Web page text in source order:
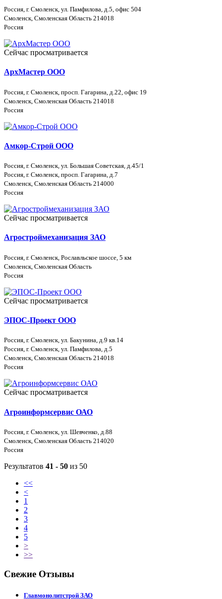
Россия, г. Смоленск, ул. Памфилова, д.5, офис 504
Смоленск, Смоленская Область 214018
Россия
Сейчас просматривается
АрхМастер ООО
Россия, г. Смоленск, просп. Гагарина, д.22, офис 19
Смоленск, Смоленская Область 214018
Россия
Амкор-Строй ООО
Россия, г. Смоленск, ул. Большая Советская, д.45/1
Россия, г. Смоленск, просп. Гагарина, д.7
Смоленск, Смоленская Область 214000
Россия
Сейчас просматривается
Агростроймеханизация ЗАО
Россия, г. Смоленск, Рославльское шоссе, 5 км
Смоленск, Смоленская Область
Россия
Сейчас просматривается
ЭПОС-Проект ООО
Россия, г. Смоленск, ул. Бакунина, д.9 кв.14
Россия, г. Смоленск, ул. Памфилова, д.5
Смоленск, Смоленская Область 214018
Россия
Сейчас просматривается
Агроинформсервис ОАО
Россия, г. Смоленск, ул. Шевченко, д.88
Смоленск, Смоленская Область 214020
Россия
Результатов 41 - 50 из 50
<<
<
1
2
3
4
5
>
>>
Свежие Отзывы
Главмонолитстрой ЗАО